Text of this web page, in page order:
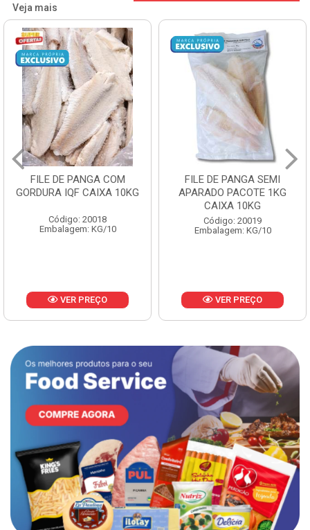
Veja mais
FILE DE PANGA SEMI
APARADO PACOTE 1KG
Código: 20019
Embalagem: KG/10
VER PREÇO
POLACA DESFIADA
PESCAMARES PCT5KG
CX10KG
Código: 20161
Embalagem: KG/10
VER PREÇO